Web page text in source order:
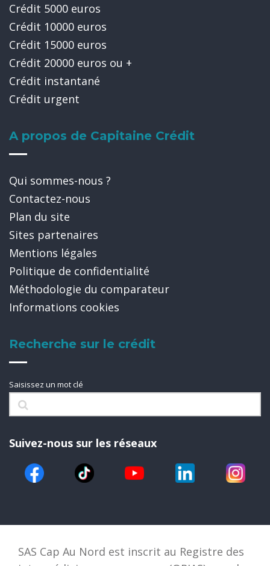
Crédit 5000 euros
Crédit 10000 euros
Crédit 15000 euros
Crédit 20000 euros ou +
Crédit instantané
Crédit urgent
A propos de Capitaine Crédit
Qui sommes-nous ?
Contactez-nous
Plan du site
Sites partenaires
Mentions légales
Politique de confidentialité
Méthodologie du comparateur
Informations cookies
Recherche sur le crédit
Saisissez un mot clé
Suivez-nous sur les réseaux
SAS Cap Au Nord est inscrit au Registre des